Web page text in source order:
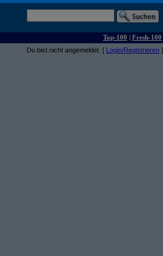
Top-100 | Fresh-100
Du bist nicht angemeldet. [ Login/Registrieren ]